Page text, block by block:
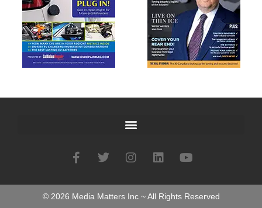
© 2026 Media Matters Inc ~ All Rights Reserved